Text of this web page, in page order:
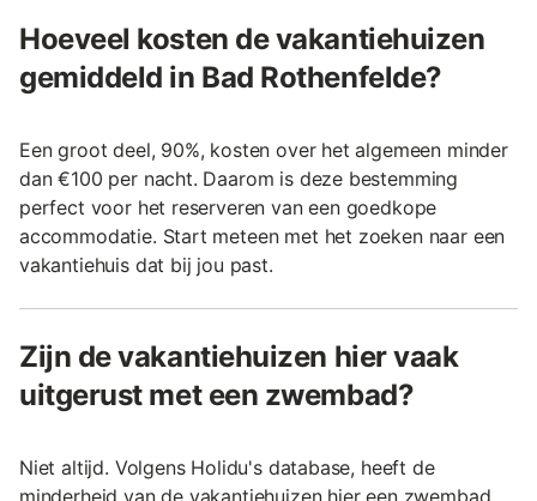
Hoeveel kosten de vakantiehuizen
gemiddeld in Bad Rothenfelde?
Een groot deel, 90%, kosten over het algemeen minder
dan €100 per nacht. Daarom is deze bestemming
perfect voor het reserveren van een goedkope
accommodatie. Start meteen met het zoeken naar een
vakantiehuis dat bij jou past.
Zijn de vakantiehuizen hier vaak
uitgerust met een zwembad?
Niet altijd. Volgens Holidu's database, heeft de
minderheid van de vakantiehuizen hier een zwembad.